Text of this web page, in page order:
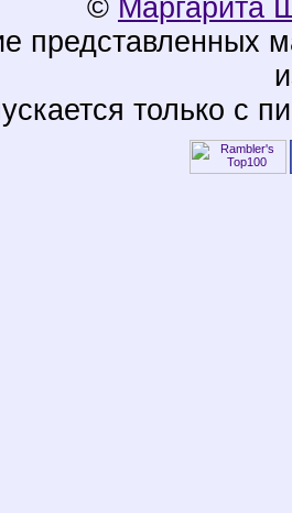
© Маргарита
представленных
только с